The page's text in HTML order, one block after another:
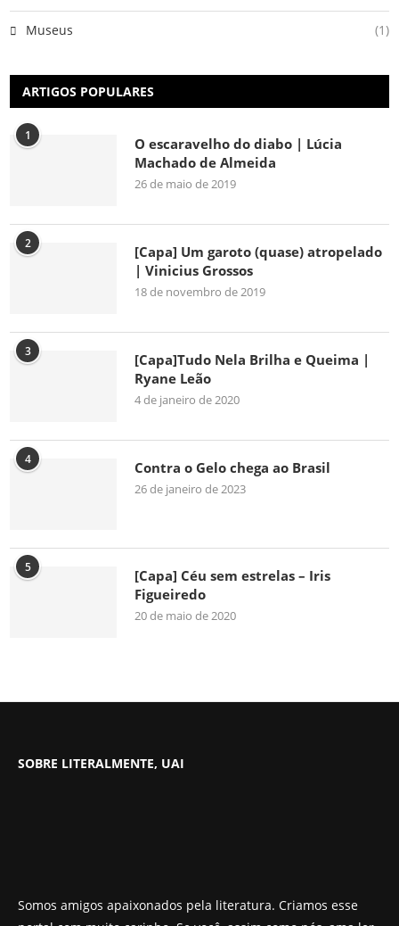
Museus (1)
ARTIGOS POPULARES
1
O escaravelho do diabo | Lúcia
Machado de Almeida
26 de maio de 2019
2
[Capa] Um garoto (quase) atropelado
| Vinicius Grossos
18 de novembro de 2019
3
[Capa]Tudo Nela Brilha e Queima |
Ryane Leão
4 de janeiro de 2020
4 Contra o Gelo chega ao Brasil
26 de janeiro de 2023
5
[Capa] Céu sem estrelas – Iris
Figueiredo
20 de maio de 2020
SOBRE LITERALMENTE, UAI
Somos amigos apaixonados pela literatura. Criamos esse